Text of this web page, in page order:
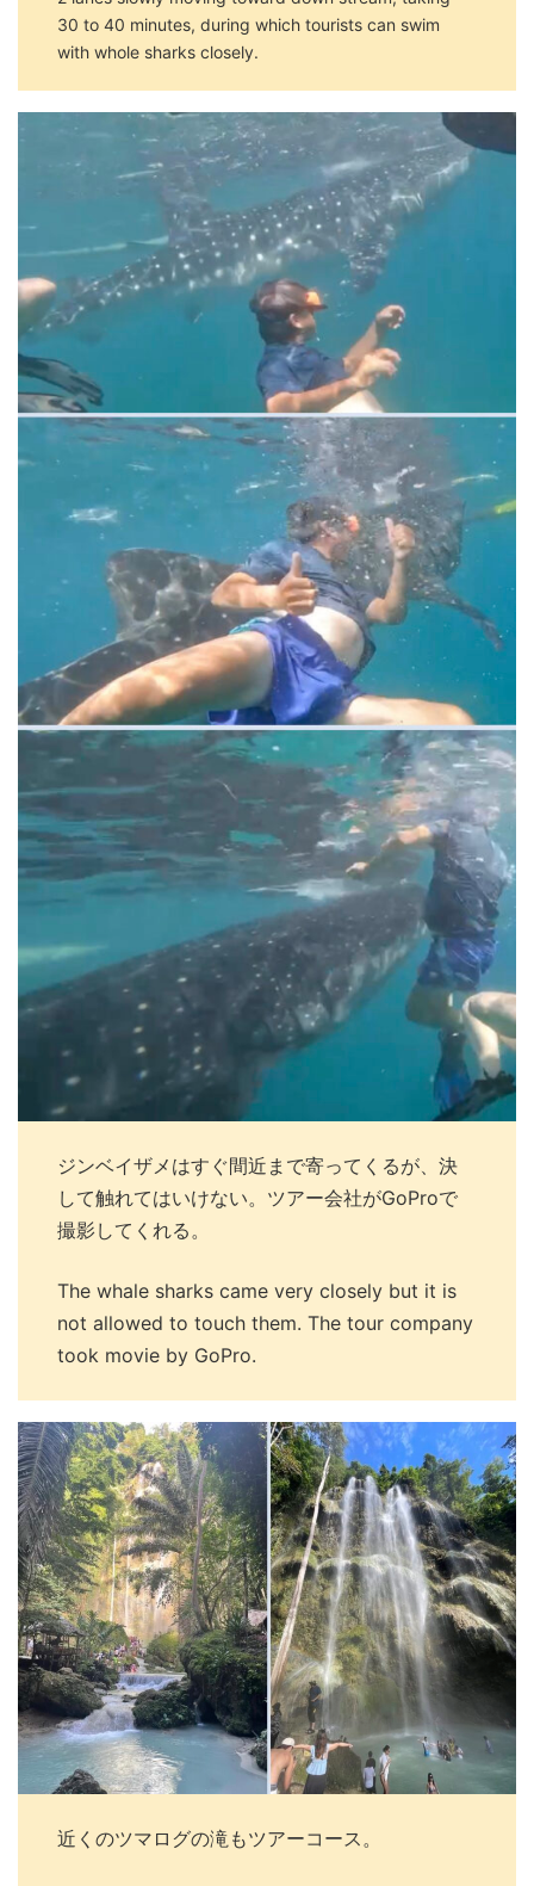
30 to 40 minutes, during which tourists can swim
with whole sharks closely.
ジンベイザメはすぐ間近まで寄ってくるが、決
して触れてはいけない。ツアー会社がGoProで
撮影してくれる。
The whale sharks came very closely but it is
not allowed to touch them. The tour company
took movie by GoPro.
近くのツマログの滝もツアーコース。